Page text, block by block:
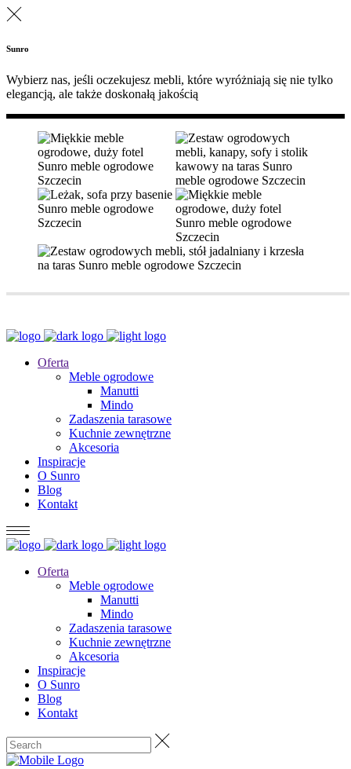
Sunro
Wybierz nas, jeśli oczekujesz mebli, które wyróżniają się nie tylko
elegancją, ale także doskonałą jakością
Oferta
Meble ogrodowe
Manutti
Mindo
Zadaszenia tarasowe
Kuchnie zewnętrzne
Akcesoria
Inspiracje
O Sunro
Blog
Kontakt
Oferta
Meble ogrodowe
Manutti
Mindo
Zadaszenia tarasowe
Kuchnie zewnętrzne
Akcesoria
Inspiracje
O Sunro
Blog
Kontakt